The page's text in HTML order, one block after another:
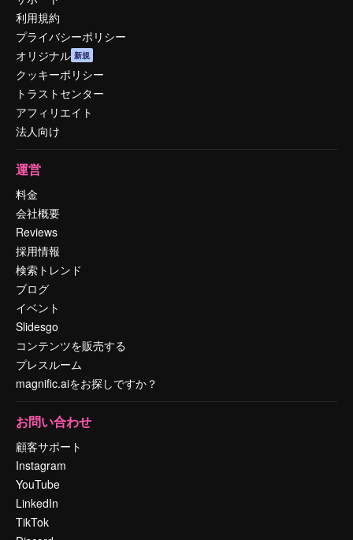
利用規約
プライバシーポリシー
オリジナル 新規
クッキーポリシー
トラストセンター
アフィリエイト
法人向け
運営
料金
会社概要
Reviews
採用情報
検索トレンド
ブログ
イベント
Slidesgo
コンテンツを販売する
プレスルーム
magnific.aiをお探しですか？
お問い合わせ
顧客サポート
Instagram
YouTube
LinkedIn
TikTok